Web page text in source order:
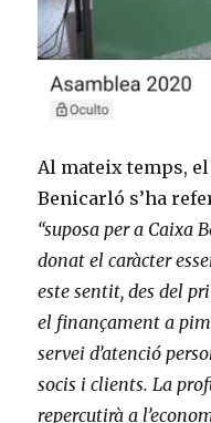
Al mateix temps,
Benicarló s’ha
“suposa per a Caixa
donat el caràcter
este sentit, des del
el finançament a
servei d’atenció
socis i clients. La
repercutirà a